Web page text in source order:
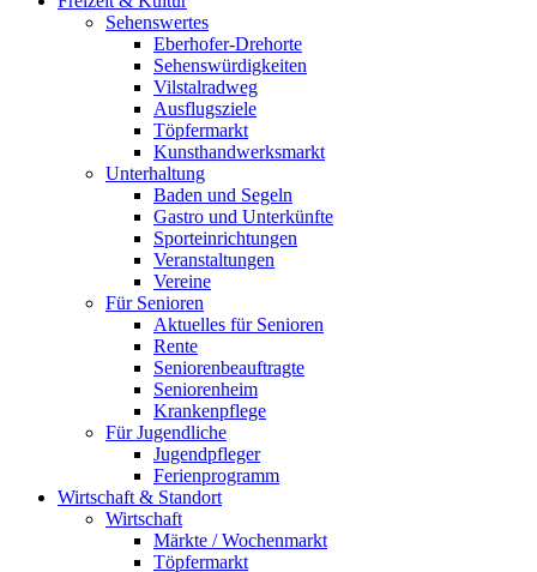
Sehenswertes
Eberhofer-Drehorte
Sehenswürdigkeiten
Vilstalradweg
Ausflugsziele
Töpfermarkt
Kunsthandwerksmarkt
Unterhaltung
Baden und Segeln
Gastro und Unterkünfte
Sporteinrichtungen
Veranstaltungen
Vereine
Für Senioren
Aktuelles für Senioren
Rente
Seniorenbeauftragte
Seniorenheim
Krankenpflege
Für Jugendliche
Jugendpfleger
Ferienprogramm
Wirtschaft & Standort
Wirtschaft
Märkte / Wochenmarkt
Töpfermarkt